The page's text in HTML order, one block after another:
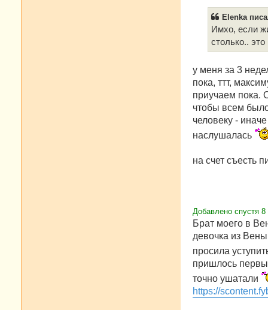
Elenka
Имхо, если
столько..
у меня за 3
пока, ттт,
приучаем пока.
чтобы всем
человеку -
наслушалась
на счет съесть
Добавлено спустя
Брат моего в
девочка из
просила
пришлось
точно ушатали
https://